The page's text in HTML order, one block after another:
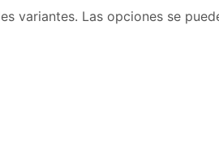
variantes. Las opciones se